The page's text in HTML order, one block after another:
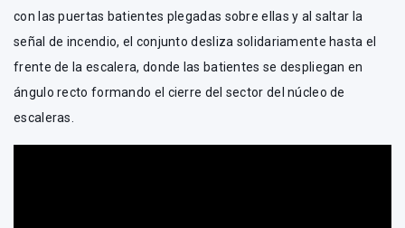
con las puertas batientes plegadas sobre ellas y al saltar la
señal de incendio, el conjunto desliza solidariamente hasta el
frente de la escalera, donde las batientes se despliegan en
ángulo recto formando el cierre del sector del núcleo de
escaleras.